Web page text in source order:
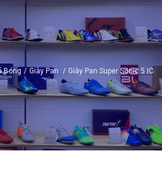
Bóng / Giày Pan / Giày Pan Super Sonic 5 IC